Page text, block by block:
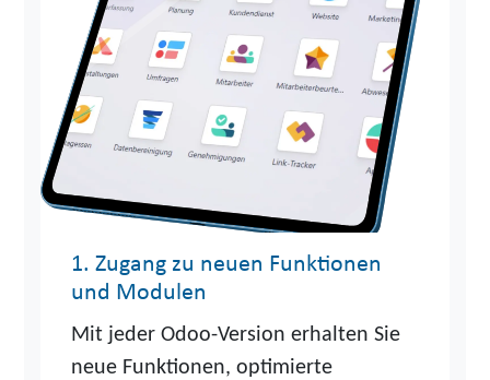
1. Zugang zu neuen Funktionen
und Modulen
Mit jeder Odoo-Version erhalten Sie
neue Funktionen, optimierte